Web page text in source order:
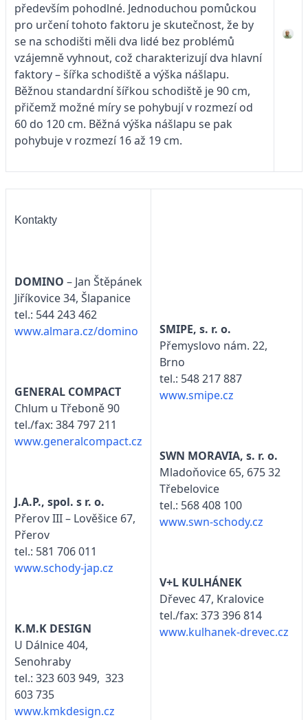
především pohodlné. Jednoduchou pomůckou
pro určení tohoto faktoru je skutečnost, že by
se na schodišti měli dva lidé bez problémů
vzájemně vyhnout, což charakterizují dva hlavní
faktory – šířka schodiště a výška nášlapu.
Běžnou standardní šířkou schodiště je 90 cm,
přičemž možné míry se pohybují v rozmezí od
60 do 120 cm. Běžná výška nášlapu se pak
pohybuje v rozmezí 16 až 19 cm.
Kontakty
DOMINO – Jan Štěpánek
Jiříkovice 34, Šlapanice
tel.: 544 243 462
www.almara.cz/domino
GENERAL COMPACT
Chlum u Třeboně 90
tel./fax: 384 797 211
www.generalcompact.cz
J.A.P., spol. s r. o.
Přerov III – Lověšice 67,
Přerov
tel.: 581 706 011
www.schody-jap.cz
K.M.K DESIGN
U Dálnice 404,
Senohraby
tel.: 323 603 949, 323
603 735
www.kmkdesign.cz
SMIPE, s. r. o.
Přemyslovo nám. 22,
Brno
tel.: 548 217 887
www.smipe.cz
SWN MORAVIA, s. r. o.
Mladoňovice 65, 675 32
Třebelovice
tel.: 568 408 100
www.swn-schody.cz
V+L KULHÁNEK
Dřevec 47, Kralovice
tel./fax: 373 396 814
www.kulhanek-drevec.cz